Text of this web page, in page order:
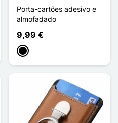
Porta-cartões adesivo e
almofadado
9,99 €
Preto